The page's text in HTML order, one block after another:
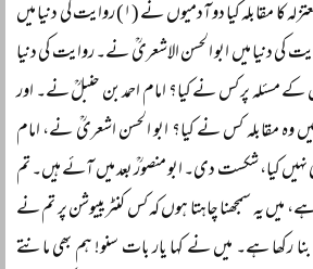
دِرایت پر تھی، عقلیات پر، معتزلہ کا مقابلہ کیا دو آدمیوں نے (۱) روایت کی دنیا میں
نے (۲) اور دِرایت کی دنیا میں ابو الحسن الاشعریؒ نے۔ روایت کی دنیا
کے مسئلہ پر کس نے کیا؟ امام احمد بن حنبلؒ نے۔ اور
وہ مقابلہ کس نے کیا؟ ابو الحسن اشعریؒ نے، امام
کیا، شکست دی۔ ابو منصورؒ بعد میں آئے ہیں۔ تم
میں یہ سمجھنا چاہتا ہوں کہ کس کنٹریبیوشن پر تم نے
بنا رکھا ہے۔ میں نے کہا یار بات سنو! ہم بھی مانتے